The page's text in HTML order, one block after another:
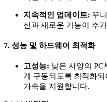
지속적인 업데이트: 꾸
선과 새로운 기능이 추
7. 성능 및 하드웨어 최적화
고성능: 낮은 사양의
게 구동되도록 최적화
가속을 지원합니다.